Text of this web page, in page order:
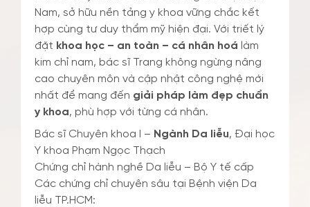
Nam, sở hữu nền tảng y khoa vững chắc kết
hợp cùng tư duy thẩm mỹ hiện đại. Với triết lý
đặt khoa học – an toàn – cá nhân hoá làm
kim chỉ nam, bác sĩ Trang không ngừng nâng
cao chuyên môn và cập nhật công nghệ mới
nhất để mang đến giải pháp làm đẹp chuẩn
y khoa, phù hợp với từng cá nhân.
Bác sĩ Chuyên khoa I – Ngành Da liễu, Đại học
Y khoa Phạm Ngọc Thạch
Chứng chỉ hành nghề Da liễu – Bộ Y tế cấp
Các chứng chỉ chuyên sâu tại Bệnh viện Da
liễu TP.HCM: